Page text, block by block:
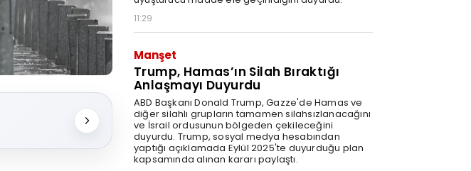
11:29
Manşet
Trump, Hamas’ın Silah Bıraktığı
Anlaşmayı Duyurdu
ABD Başkanı Donald Trump, Gazze'de Hamas ve
diğer silahlı grupların tamamen silahsızlanacağını
ve İsrail ordusunun bölgeden çekileceğini
duyurdu. Trump, sosyal medya hesabından
yaptığı açıklamada Eylül 2025'te duyurduğu plan
kapsamında alınan kararı paylaştı.